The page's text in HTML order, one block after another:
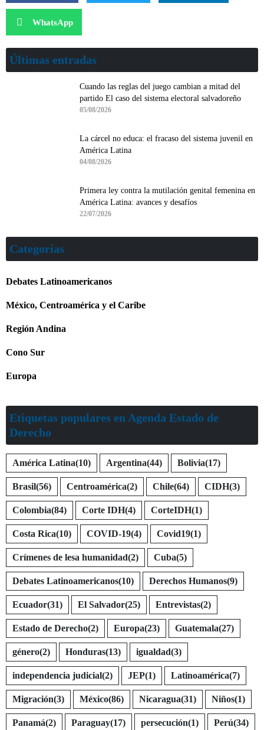
WhatsApp
Últimas entradas
Cuando las reglas del juego cambian a mitad del
partido El caso del sistema electoral salvadoreño
05/08/2026
La cárcel no educa: el fracaso del sistema juvenil en
América Latina
04/08/2026
Primera ley contra la mutilación genital femenina en
América Latina: avances y desafíos
22/07/2026
Categorías
Debates Latinoamericanos
México, Centroamérica y el Caribe
Región Andina
Cono Sur
Europa
Etiquetas populares en Agenda Estado de
Derecho
América Latina(10) Argentina(44) Bolivia(17)
Brasil(56) Centroamérica(2) Chile(64) CIDH(3)
Colombia(84) Corte IDH(4) CorteIDH(1)
Costa Rica(10) COVID-19(4) Covid19(1)
Crímenes de lesa humanidad(2) Cuba(5)
Debates Latinoamericanos(10) Derechos Humanos(9)
Ecuador(31) El Salvador(25) Entrevistas(2)
Estado de Derecho(2) Europa(23) Guatemala(27)
género(2) Honduras(13) igualdad(3)
independencia judicial(2) JEP(1) Latinoamérica(7)
Migración(3) México(86) Nicaragua(31) Niños(1)
Panamá(2) Paraguay(17) persecución(1) Perú(34)